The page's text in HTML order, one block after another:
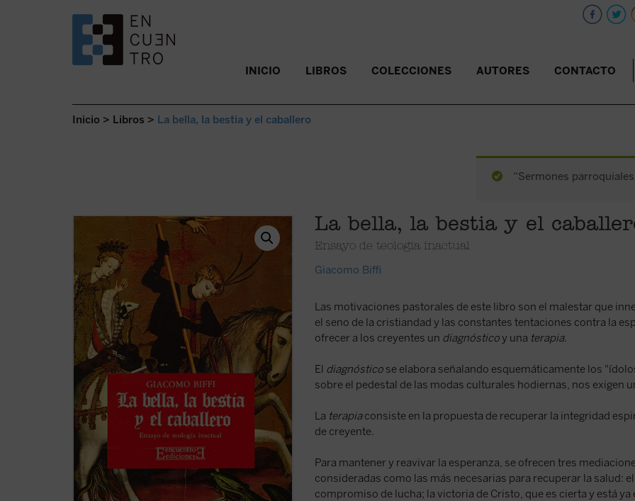
SALTAR AL CONTENIDO. INICIO LIBROS COLECCIONES AUTORES CONTACTO
Inicio > Libros > La bella, la bestia y el caballero
“Sermones
La bella, la bestia y el
Ensayo de teología inactual
Giacomo Biffi
Las motivaciones pastorales de este libro son el malestar que
el seno de la cristiandad y las constantes tentaciones contra la
ofrecer a los creyentes un diagnósticoy una terapia.
El diagnósticose elabora señalando esquemáticamente los
sobre el pedestal de las modas culturales hodiernas, nos exigen
La terapiaconsiste en la propuesta de recuperar la integridad
de creyente.
Para mantener y reavivar la esperanza, se ofrecen tres
consideradas como las más necesarias para recuperar la salud:
compromiso de lucha; la victoria de Cristo, que es cierta y está ya